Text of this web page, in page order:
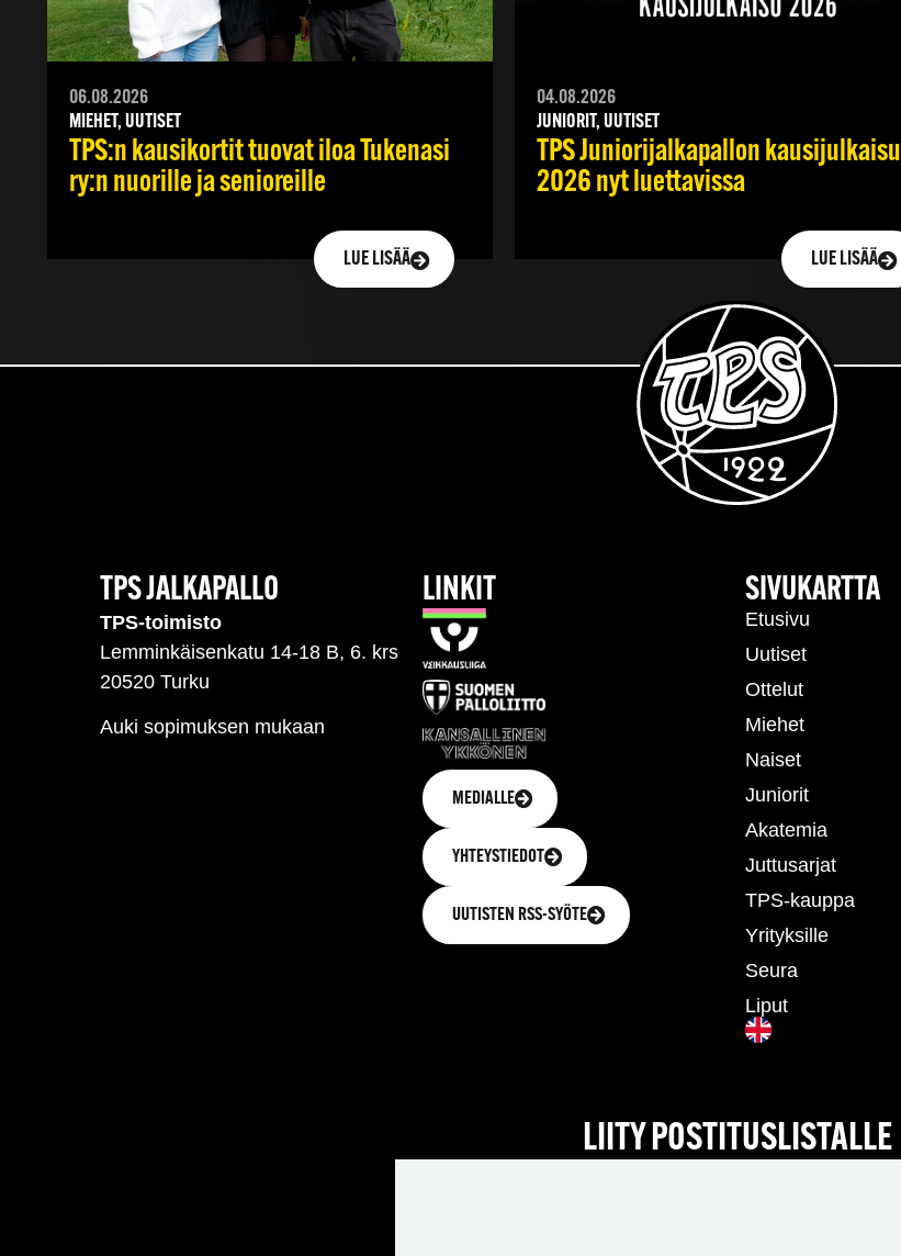
06.08.2026
MIEHET, UUTISET
TPS:n kausikortit tuovat iloa Tukenasi
ry:n nuorille ja senioreille
LUE LISÄÄ
04.08.2026
JUNIORIT, UUTISET
TPS Juniorijalkapallon kausijulkaisu
2026 nyt luettavissa
LUE LISÄÄ
TPS JALKAPALLO
TPS-toimisto
Lemminkäisenkatu 14-18 B, 6. krs
20520 Turku
Auki sopimuksen mukaan
LINKIT
MEDIALLE
YHTEYSTIEDOT
UUTISTEN RSS-SYÖTE
SIVUKARTTA
Etusivu
Uutiset
Ottelut
Miehet
Naiset
Juniorit
Akatemia
Juttusarjat
TPS-kauppa
Yrityksille
Seura
Liput
LIITY POSTITUSLISTALLE